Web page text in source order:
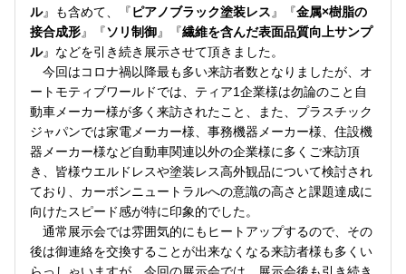
ル』も含めて、『ピアノブラック塗装レス 』『金属×樹脂の
接合成形』『ソリ制御』『繊維を含んだ表面品質向上サンプ
ル』などを引き続き展示させて頂きました。
今回はコロナ禍以降最も多い来訪者数となりましたが、オ
ートモティブワールドでは、ティア1企業様は勿論のこと自
動車メーカー様が多く来訪されたこと、また、プラスチック
ジャパンでは家電メーカー様、事務機器メーカー様、住設機
器メーカー様など自動車関連以外の企業様に多くご来訪頂
き、皆様ウエルドレスや塗装レス高外観品について検討され
ており、カーボンニュートラルへの意識の高さと課題達成に
向けたスピード感が特に印象的でした。
通常展示会では雰囲気的にもヒートアップするので、その
後は御連絡を交換することが出来なくなる来訪者様も多くい
らっしゃいますが、今回の展示会では、展示会後も引き続き